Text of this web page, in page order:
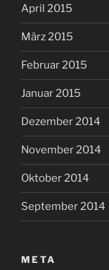
April 2015
März 2015
Februar 2015
Januar 2015
Dezember 2014
November 2014
Oktober 2014
September 2014
META